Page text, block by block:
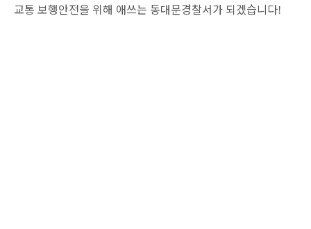
교통 보행안전을 위해 애쓰는 동대문경찰서가 되겠습니다!